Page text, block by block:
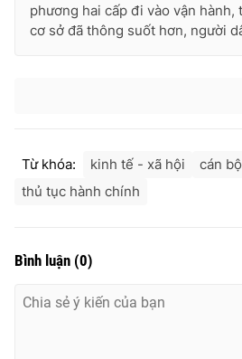
phương hai cấp đi vào vận
cơ sở đã thông suốt hơn, người
Từ khóa: kinh tế - xã hội
cán
thủ tục hành chính
Bình luận (0)